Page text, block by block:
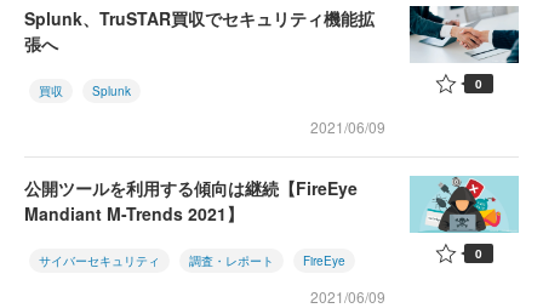
Splunk、TruSTAR買収でセキュリティ機能拡
張へ
買収 Splunk
2021/06/09
0
公開ツールを利用する傾向は継続【FireEye
Mandiant M-Trends 2021】
サイバーセキュリティ 調査・レポート FireEye
2021/06/09
0